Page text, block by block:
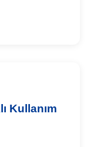
Kullanım